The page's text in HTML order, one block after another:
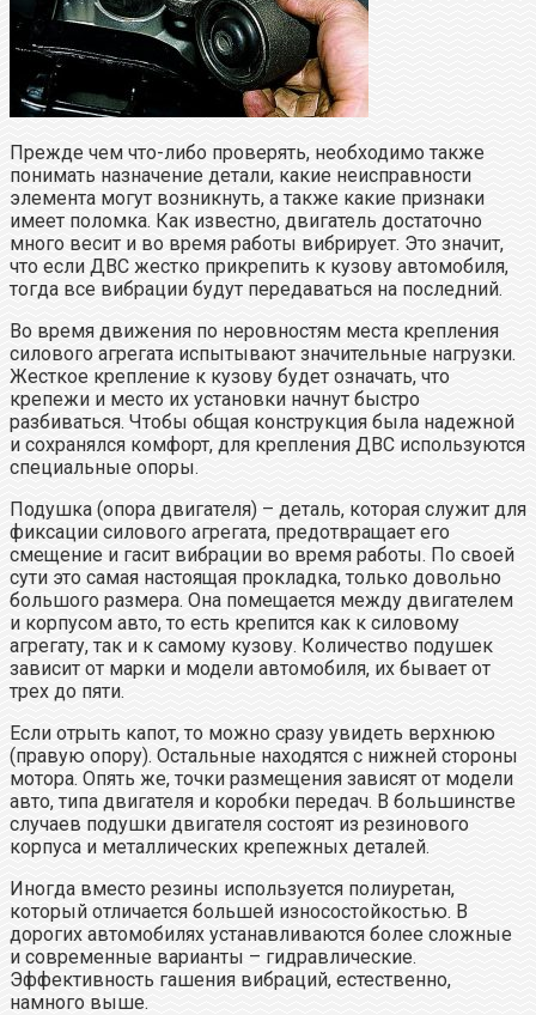
Прежде чем что-либо проверять, необходимо также
понимать назначение детали, какие неисправности
элемента могут возникнуть, а также какие признаки
имеет поломка. Как известно, двигатель достаточно
много весит и во время работы вибрирует. Это значит,
что если ДВС жестко прикрепить к кузову автомобиля,
тогда все вибрации будут передаваться на последний.
Во время движения по неровностям места крепления
силового агрегата испытывают значительные нагрузки.
Жесткое крепление к кузову будет означать, что
крепежи и место их установки начнут быстро
разбиваться. Чтобы общая конструкция была надежной
и сохранялся комфорт, для крепления ДВС используются
специальные опоры.
Подушка (опора двигателя) – деталь, которая служит для
фиксации силового агрегата, предотвращает его
смещение и гасит вибрации во время работы. По своей
сути это самая настоящая прокладка, только довольно
большого размера. Она помещается между двигателем
и корпусом авто, то есть крепится как к силовому
агрегату, так и к самому кузову. Количество подушек
зависит от марки и модели автомобиля, их бывает от
трех до пяти.
Если отрыть капот, то можно сразу увидеть верхнюю
(правую опору). Остальные находятся с нижней стороны
мотора. Опять же, точки размещения зависят от модели
авто, типа двигателя и коробки передач. В большинстве
случаев подушки двигателя состоят из резинового
корпуса и металлических крепежных деталей.
Иногда вместо резины используется полиуретан,
который отличается большей износостойкостью. В
дорогих автомобилях устанавливаются более сложные
и современные варианты – гидравлические.
Эффективность гашения вибраций, естественно,
намного выше.